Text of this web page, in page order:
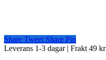
Share Tweet Share Pin
Close
Leverans 1-3 dagar | Frakt 49 kr